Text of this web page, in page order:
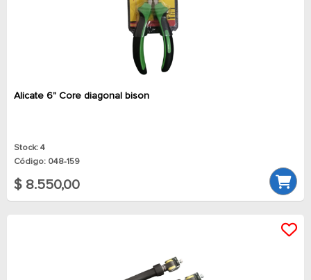
Alicate 6" Core diagonal bison
Stock: 4
Código: 048-159
$ 8.550,00